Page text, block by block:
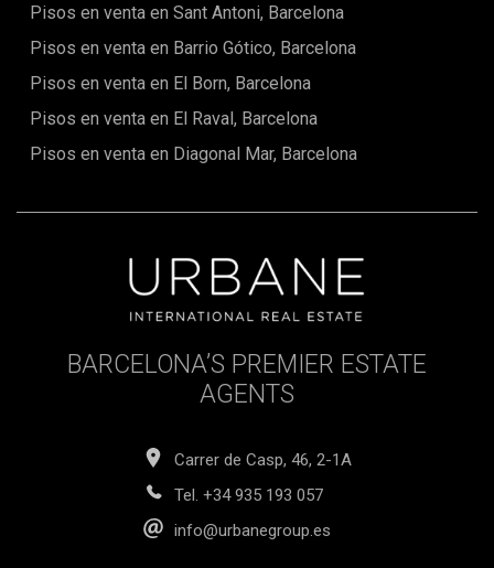
a una piscina comunitaria, donde pueden darse un
vistas panorámicas de los alrededores. El terreno de
paneles ofrece una zona serena para relajarse y pasear
tranquilamente. Para los que buscan un estilo de vida
activo, hay disponible una sala de gimnasio bien equipada
sanos. Para relajarse y rejuvenecer, una sauna ofrece el
Pisos en venta en Sant Antoni, Barcelona
Pisos en venta en Barrio Gótico, Barcelona
Pisos en venta en El Born, Barcelona
Pisos en venta en El Raval, Barcelona
Pisos en venta en Diagonal Mar, Barcelona
BARCELONA’S PREMIER ESTATE
AGENTS
Carrer de Casp, 46, 2-1A
Tel. +34 935 193 057
info@urbanegroup.es